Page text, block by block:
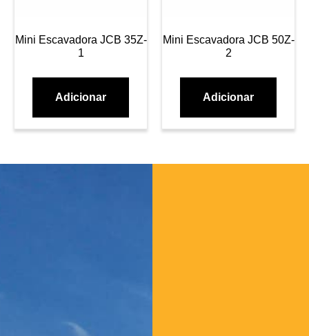
Mini Escavadora JCB 35Z-
1
Adicionar
Mini Escavadora JCB 50Z-
2
Adicionar